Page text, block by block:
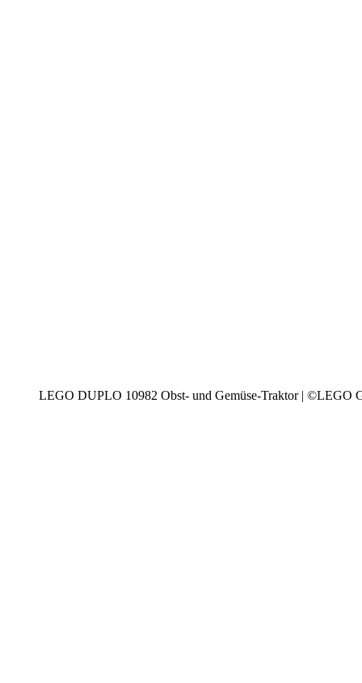
LEGO DUPLO 10982 Obst- und Gemüse-Traktor | ©LEGO